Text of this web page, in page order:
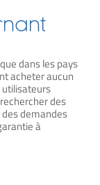
dans les pays
acheter aucun
utilisateurs
des
demandes
à